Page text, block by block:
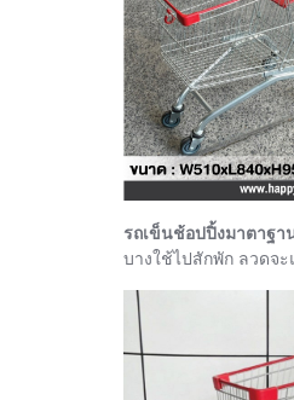
รถเข็นช้อปปิ้งมาตาฐ
บางใช้ไปสักพัก ลวดจ